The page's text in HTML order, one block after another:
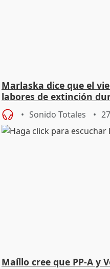
Marlaska dice que el
labores de extinción
Sonido Totales
Maíllo cree que PP-A y